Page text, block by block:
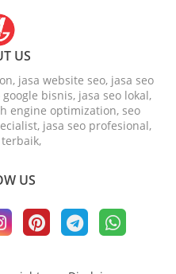
US
jasa website seo, jasa seo
bisnis, jasa seo lokal,
engine optimization, seo
jasa seo profesional,
US